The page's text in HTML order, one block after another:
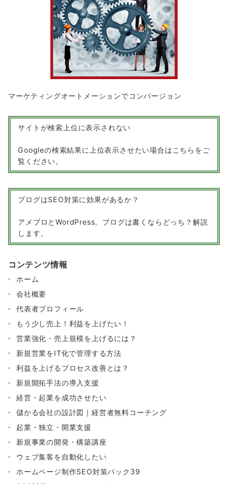
マーケティングオートメーションでコンバージョン
サイトが検索上位に表示されない
Googleの検索結果に上位表示させたい場合はこちらをご
覧ください。
ブログはSEO対策に効果があるか？
アメブロとWordPress。ブログは書くならどっち？解説
します。
コンテンツ情報
ホーム
会社概要
代表者プロフィール
もう少し売上！利益を上げたい！
営業強化・売上規模を上げるには？
新規営業をIT化で管理する方法
利益を上げるプロセス改善とは？
新規開拓手法の導入支援
経営・起業を成功させたい
儲かる会社の設計図｜経営者無料コーチング
起業・独立・開業支援
新規事業の開発・構築講座
ウェブ集客を自動化したい
ホームページ制作SEO対策パック39